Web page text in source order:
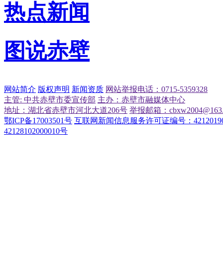
热点新闻
图说赤壁
网站简介 版权声明 新闻资质 网站举报电话：0715-5359328
主管: 中共赤壁市委宣传部 主办：赤壁市融媒体中心
地址：湖北省赤壁市河北大道206号 举报邮箱：
鄂ICP备17003501号 互联网新闻信息服务许可证编号：
42128102000010号